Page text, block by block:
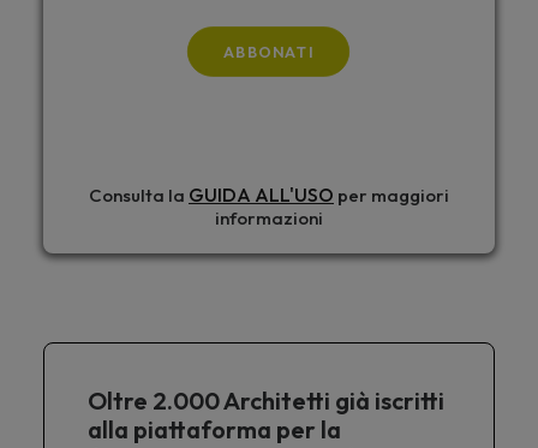
ABBONATI
Consulta la GUIDA ALL'USO per maggiori
informazioni
Oltre 2.000 Architetti già iscritti
alla piattaforma per la